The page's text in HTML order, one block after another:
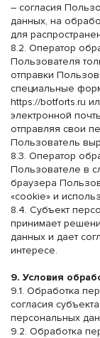
– согласия
данных, на
для
8.2. Оператор
Пользователя
отправки
специальные
https://botforts.ru
электронной
отправляя свои
Пользователь
8.3. Оператор
Пользователе в
браузера
«cookie» и
8.4. Субъект
принимает
данных и дает
интересе.
9. Условия
9.1. Обработка
согласия
персональных
9.2. Обработка